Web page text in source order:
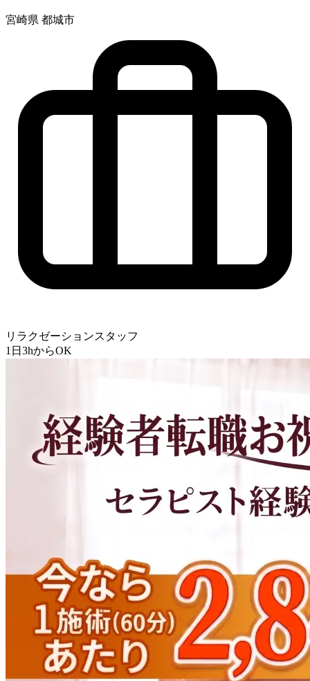
宮崎県 都城市
リラクゼーションスタッフ
1日3hからOK